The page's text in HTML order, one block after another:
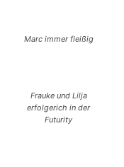
Marc immer fleißig
Frauke und Lilja
erfolgerich in der
Futurity